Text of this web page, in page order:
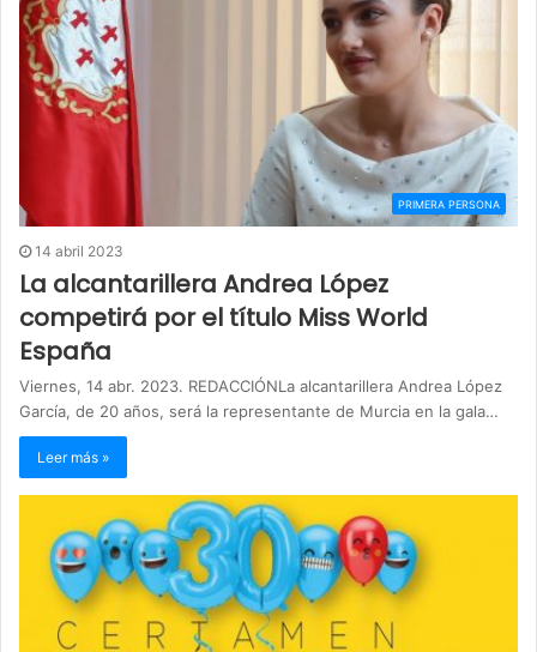
PRIMERA PERSONA
14 abril 2023
La alcantarillera Andrea López
competirá por el título Miss World
España
Viernes, 14 abr. 2023. REDACCIÓNLa alcantarillera Andrea López
García, de 20 años, será la representante de Murcia en la gala…
Leer más »